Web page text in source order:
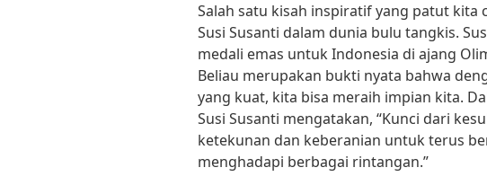
Salah satu kisah inspiratif yang patut kita
Susi Susanti dalam dunia bulu tangkis.
medali emas untuk Indonesia di ajang
Beliau merupakan bukti nyata bahwa
yang kuat, kita bisa meraih impian kita.
Susi Susanti mengatakan, “Kunci dari
ketekunan dan keberanian untuk terus
menghadapi berbagai rintangan.”